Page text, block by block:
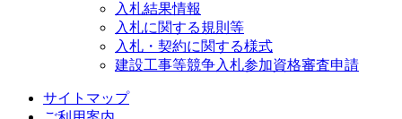
入札結果情報
入札に関する規則等
入札・契約に関する様式
建設工事等競争入札参加資格審査申請
サイトマップ